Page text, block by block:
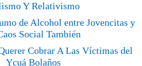
Y Relativismo
de Alcohol entre Jovencitas y
Social También
Cobrar A Las Víctimas del
Ycuá Bolaños